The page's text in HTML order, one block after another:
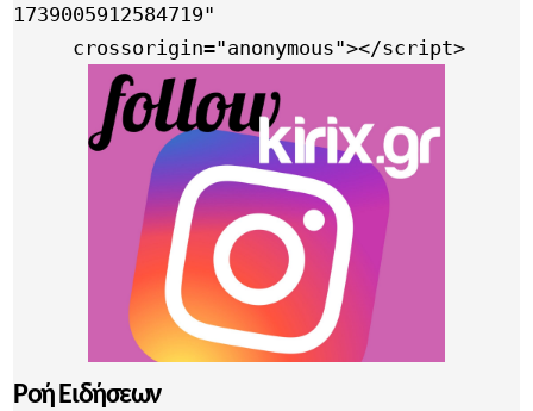
1739005912584719"
     crossorigin="anonymous"></script>
Ροή Ειδήσεων